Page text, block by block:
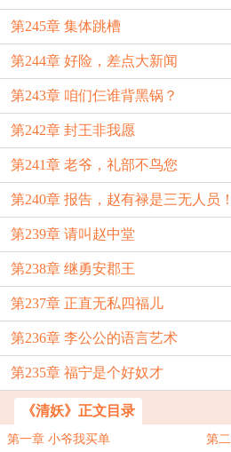
第245章 集体跳槽
第244章 好险，差点大新闻
第243章 咱们仨谁背黑锅？
第242章 封王非我愿
第241章 老爷，礼部不鸟您
第240章 报告，赵有禄是三无人员！
第239章 请叫赵中堂
第238章 继勇安郡王
第237章 正直无私四福儿
第236章 李公公的语言艺术
第235章 福宁是个好奴才
《清妖》正文目录
第一章 小爷我买单 第